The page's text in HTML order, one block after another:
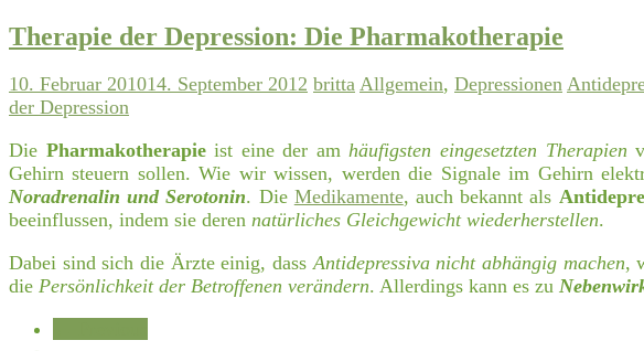
Therapie der Depression: Die Pharmakotherapie
10. Februar 201014. September 2012 britta Allgemein, Depressionen
der Depression
Die Pharmakotherapieist eine der amhäufigsten eingesetzten Therapien
Gehirn steuern sollen. Wie wir wissen, werden die Signale im Gehirn
Noradrenalin und Serotonin. Die Medikamente, auch bekannt als
beeinflussen, indem sie deren natürliches Gleichgewicht wiederherstellen.
Dabei sind sich die Ärzte einig, dassAntidepressiva nicht abhängig machen,
die Persönlichkeit der Betroffenen verändern. Allerdings kann es zu